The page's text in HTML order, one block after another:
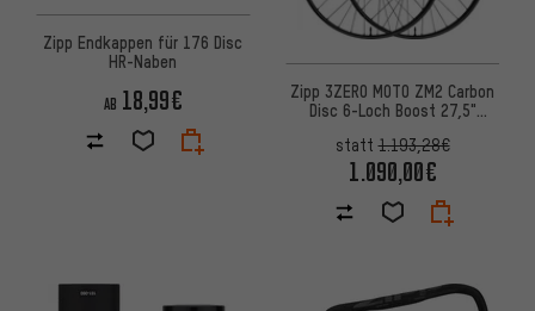
Zipp Endkappen für 176 Disc
HR-Naben
AB 18,99€
Zipp 3ZERO MOTO ZM2 Carbon
Disc 6-Loch Boost 27,5"
statt1.193,28€
1.090,00€